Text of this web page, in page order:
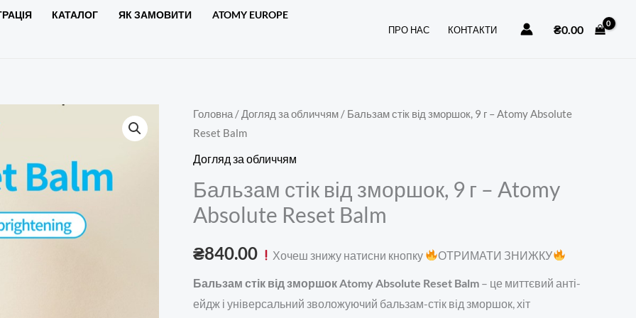
КАТАЛОГ ЯК ЗАМОВИТИ ATOMY EUROPE
ПРО НАС КОНТАКТИ ₴0.00
Головна / Догляд за обличчям / Бальзам стік від зморшок, 9 г – Atomy Absolute
Reset Balm
Догляд за обличчям
Бальзам стік від зморшок, 9 г – Atomy
Absolute Reset Balm
₴840.00 Хочеш знижу натисни кнопку ОТРИМАТИ ЗНИЖКУ
Бальзам стік від зморшок Atomy Absolute Reset Balm – це миттєвий анті-
ейдж і універсальний зволожуючий бальзам-стік від зморшок, хіт
Бальзам
стік
від
9
г
Atomy
Absolute
Reset
Absolute
кількість